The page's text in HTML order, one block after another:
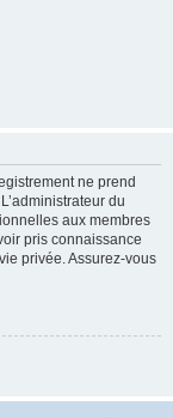
ne prend
du
aux membres
pris connaissance
privée. Assurez-vous